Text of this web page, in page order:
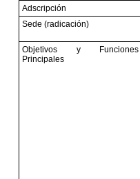
Adscripción
Sede (radicación)
Objetivos y Funciones
Principales